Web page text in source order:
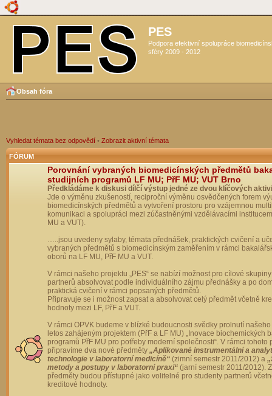
PES
Podpora efektivní spolupráce
sféry 2009 - 2012
Obsah fóra
Vyhledat témata bez odpovědí • Zobrazit aktivní témata
FÓRUM
Porovnání vybraných biomedicínských předmětů
studijních programů LF MU; PřF MU; VUT Brno
Předkládáme k diskusi dílčí výstup jedné ze dvou klíčových
Jde o výměnu zkušeností, reciproční výměnu osvědčených forem
biomedicínských předmětů a vytvoření prostoru pro vzájemnou
komunikaci a spolupráci mezi zúčastněnými vzdělávacími
MU a VUT).
…..jsou uvedeny sylaby, témata přednášek, praktických cvičení a
vybraných předmětů s biomedicínským zaměřením v rámci
oborů na LF MU, PřF MU a VUT.
V rámci našeho projektu „PES“ se nabízí možnost pro cílové
partnerů absolvovat podle individuálního zájmu přednášky a po
praktická cvičení v rámci popsaných předmětů.
Připravuje se i možnost zapsat a absolvovat celý předmět včetně
hodnoty mezi LF, PřF a VUT.
V rámci OPVK budeme v blízké budoucnosti svědky prolnutí
letos zahájeným projektem (PřF a LF MU) „Inovace biochemických
programů PřF MU pro potřeby moderní společnosti“. V rámci tohoto
připravíme dva nové předměty „Aplikované instrumentální a
technologie v laboratorní medicíně“ (zimní semestr 2011/2012) a
metody a postupy v laboratorní praxi“ (jarní semestr 2011/2012).
předměty budou přístupné jako volitelné pro studenty partnerů
kreditové hodnoty.